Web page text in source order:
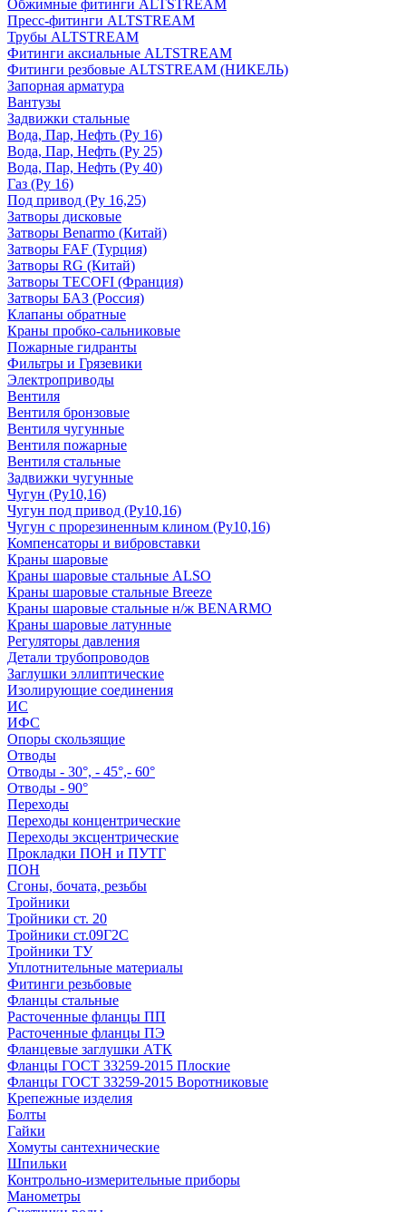
Обжимные фитинги ALTSTREAM
Пресс-фитинги ALTSTREAM
Трубы ALTSTREAM
Фитинги аксиальные ALTSTREAM
Фитинги резбовые ALTSTREAM (НИКЕЛЬ)
Запорная арматура
Вантузы
Задвижки стальные
Вода, Пар, Нефть (Ру 16)
Вода, Пар, Нефть (Ру 25)
Вода, Пар, Нефть (Ру 40)
Газ (Ру 16)
Под привод (Ру 16,25)
Затворы дисковые
Затворы Benarmo (Китай)
Затворы FAF (Турция)
Затворы RG (Китай)
Затворы TECOFI (Франция)
Затворы БАЗ (Россия)
Клапаны обратные
Краны пробко-сальниковые
Пожарные гидранты
Фильтры и Грязевики
Электроприводы
Вентиля
Вентиля бронзовые
Вентиля чугунные
Вентиля пожарные
Вентиля стальные
Задвижки чугунные
Чугун (Ру10,16)
Чугун под привод (Ру10,16)
Чугун с прорезиненным клином (Ру10,16)
Компенсаторы и вибровставки
Краны шаровые
Краны шаровые стальные ALSO
Краны шаровые стальные Breeze
Краны шаровые стальные н/ж BENARMO
Краны шаровые латунные
Регуляторы давления
Детали трубопроводов
Заглушки эллиптические
Изолирующие соединения
ИС
ИФС
Опоры скользящие
Отводы
Отводы - 30°, - 45°,- 60°
Отводы - 90°
Переходы
Переходы концентрические
Переходы эксцентрические
Прокладки ПОН и ПУТГ
ПОН
Сгоны, бочата, резьбы
Тройники
Тройники ст. 20
Тройники ст.09Г2С
Тройники ТУ
Уплотнительные материалы
Фитинги резьбовые
Фланцы стальные
Расточенные фланцы ПП
Расточенные фланцы ПЭ
Фланцевые заглушки АТК
Фланцы ГОСТ 33259-2015 Плоские
Фланцы ГОСТ 33259-2015 Воротниковые
Крепежные изделия
Болты
Гайки
Хомуты сантехнические
Шпильки
Контрольно-измерительные приборы
Манометры